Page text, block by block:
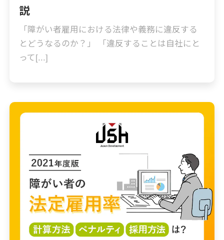
説
「障がい者雇用における法律や義務に違反する
とどうなるのか？」 「違反することは自社にと
って[...]